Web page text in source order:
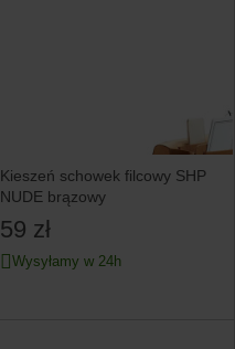
Kieszeń schowek filcowy SHP
NUDE brązowy
59 zł
Wysyłamy w 24h